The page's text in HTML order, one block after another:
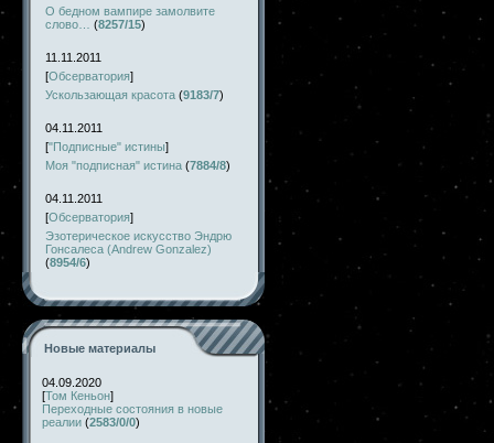
О бедном вампире замолвите
слово…
(8257/15)
11.11.2011
[Обсерватория]
Ускользающая красота (9183/7)
04.11.2011
["Подписные" истины]
Моя "подписная" истина (7884/8)
04.11.2011
[Обсерватория]
Эзотерическое искусство Эндрю
Гонсалеса (Andrew Gonzalez)
(8954/6)
Новые материалы
04.09.2020
[Том Кеньон]
Переходные состояния в новые
реалии (2583/0/0)